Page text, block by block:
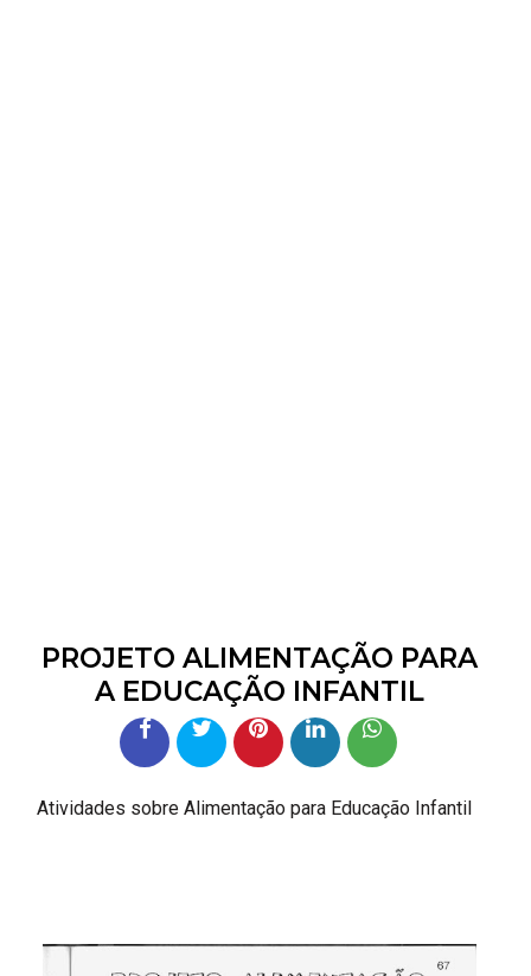
PROJETO ALIMENTAÇÃO PARA
A EDUCAÇÃO INFANTIL
Atividades sobre Alimentação para Educação Infantil